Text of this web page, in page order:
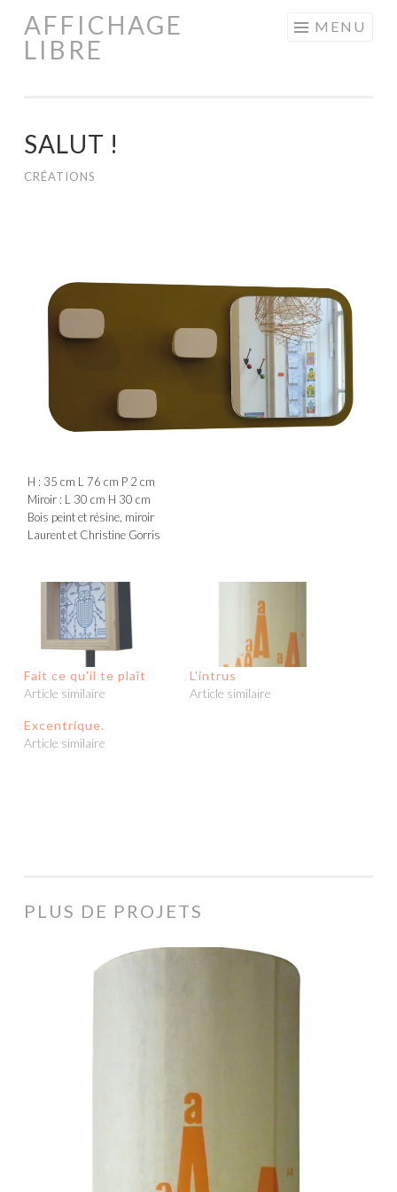
Aller
AFFICHAGE
LIBRE
MENU
SALUT !
CRÉATIONS
H : 35 cm L 76 cm P 2 cm
Miroir : L 30 cm H 30 cm
Bois peint et résine, miroir
Laurent et Christine Gorris
Fait ce qu'il te plaît
Article similaire
L'intrus
Article similaire
Excentrique.
Article similaire
PLUS DE PROJETS